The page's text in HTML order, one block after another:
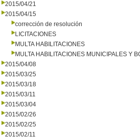
2015/04/21
2015/04/15
corrección de resolución
LICITACIONES
MULTA HABILITACIONES
MULTA HABILITACIONES MUNICIPALES Y
2015/04/08
2015/03/25
2015/03/18
2015/03/11
2015/03/04
2015/02/26
2015/02/25
2015/02/11